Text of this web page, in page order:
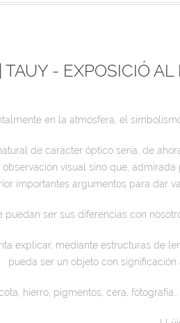
TAUY - EXPOSICIÓ
en la atmósfera, el
de carácter óptico seria, de
visual sino que,
importantes argumentos para dar
puedan ser sus diferencias con
explicar, mediante estructuras
pueda ser un objeto con
hierro, pigmentos, cera,